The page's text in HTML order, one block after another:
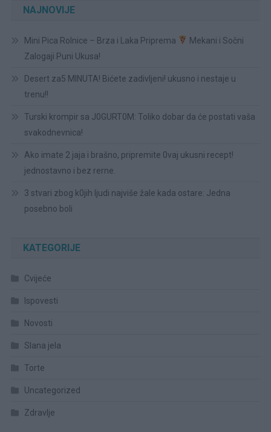
NAJNOVIJE
Mini Pica Rolnice – Brza i Laka Priprema
Mekani i Sočni
Zalogaji Puni Ukusa!
Desert za5 MINUTA! Bićete zadivljeni! ukusno i nestaje u
trenu!!
Turski krompir sa J0GURT0M: Toliko dobar da će postati vaša
svakodnevnica!
Ako imate 2 jaja i brašno, pripremite 0vaj ukusni recept!
jednostavno i bez rerne.
3 stvari zbog k0jih ljudi najviše žale kada ostare: Jedna
posebno boli
KATEGORIJE
Cvijeće
Ispovesti
Novosti
Slana jela
Torte
Uncategorized
Zdravlje